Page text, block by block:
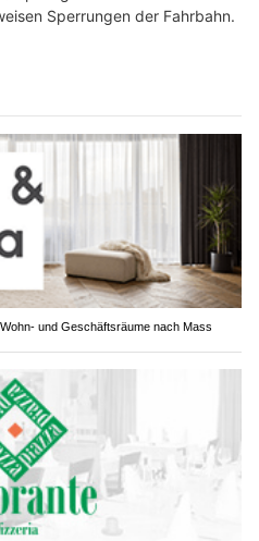
Sperrungen der Fahrbahn.
und Geschäftsräume nach Mass